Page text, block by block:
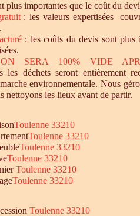
plus importantes que le coût du
: les valeurs expertisées
: les coûts du devis sont plus
SERA 100% VIDE
les déchets seront entièrement
environnementale. Nous
nettoyons les lieux avant de partir.
Toulenne 33210
Toulenne 33210
Toulenne 33210
Toulenne 33210
Toulenne 33210
Toulenne 33210
Toulenne 33210